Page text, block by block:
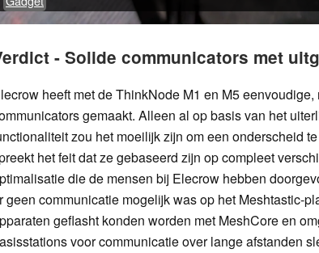
- Solide communicators met
heeft met de ThinkNode M1 en M5
gemaakt. Alleen al op basis van het
zou het moeilijk zijn om een onderscheid
het feit dat ze gebaseerd zijn op compleet
die de mensen bij Elecrow hebben
geen communicatie mogelijk was op het Meshtastic-
geflasht konden worden met MeshCore en
voor communicatie over lange afstanden